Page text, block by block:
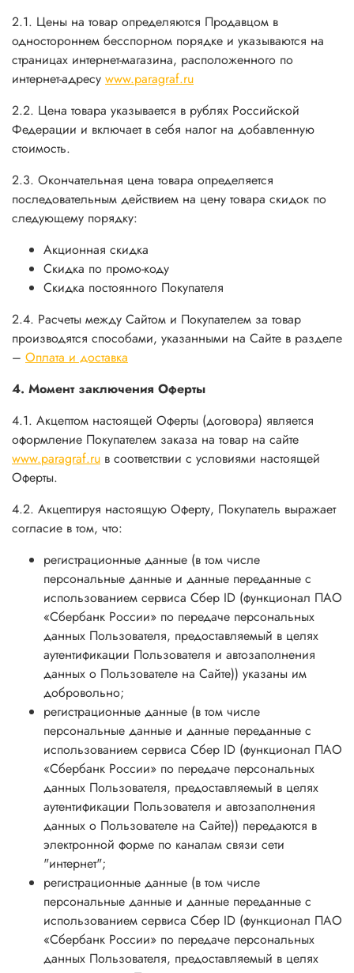
2.1. Цены на товар определяются Продавцом в
одностороннем бесспорном порядке и указываются на
страницах интернет-магазина, расположенного по
интернет-адресу www.paragraf.ru
2.2. Цена товара указывается в рублях Российской
Федерации и включает в себя налог на добавленную
стоимость.
2.3. Окончательная цена товара определяется
последовательным действием на цену товара скидок по
следующему порядку:
Акционная скидка
Скидка по промо-коду
Скидка постоянного Покупателя
2.4. Расчеты между Сайтом и Покупателем за товар
производятся способами, указанными на Сайте в разделе
– Оплата и доставка
4. Момент заключения Оферты
4.1. Акцептом настоящей Оферты (договора) является
оформление Покупателем заказа на товар на сайте
www.paragraf.ru в соответствии с условиями настоящей
Оферты.
4.2. Акцептируя настоящую Оферту, Покупатель выражает
согласие в том, что:
регистрационные данные (в том числе
персональные данные и данные переданные с
использованием сервиса Сбер ID (функционал ПАО
«Сбербанк России» по передаче персональных
данных Пользователя, предоставляемый в целях
аутентификации Пользователя и автозаполнения
данных о Пользователе на Сайте)) указаны им
добровольно;
регистрационные данные (в том числе
персональные данные и данные переданные с
использованием сервиса Сбер ID (функционал ПАО
«Сбербанк России» по передаче персональных
данных Пользователя, предоставляемый в целях
аутентификации Пользователя и автозаполнения
данных о Пользователе на Сайте)) передаются в
электронной форме по каналам связи сети
"интернет";
регистрационные данные (в том числе
персональные данные и данные переданные с
использованием сервиса Сбер ID (функционал ПАО
«Сбербанк России» по передаче персональных
данных Пользователя, предоставляемый в целях